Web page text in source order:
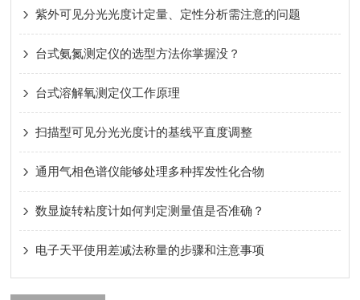
紫外可见分光光度计定量、定性分析需注意的问题
台式氨氮测定仪的选型方法你掌握没？
台式溶解氧测定仪工作原理
扫描型可见分光光度计的基线平直度调整
通用气相色谱仪能够处理多种挥发性化合物
数显旋转粘度计如何判定测量值是否准确？
电子天平使用差减法称量的步骤和注意事项